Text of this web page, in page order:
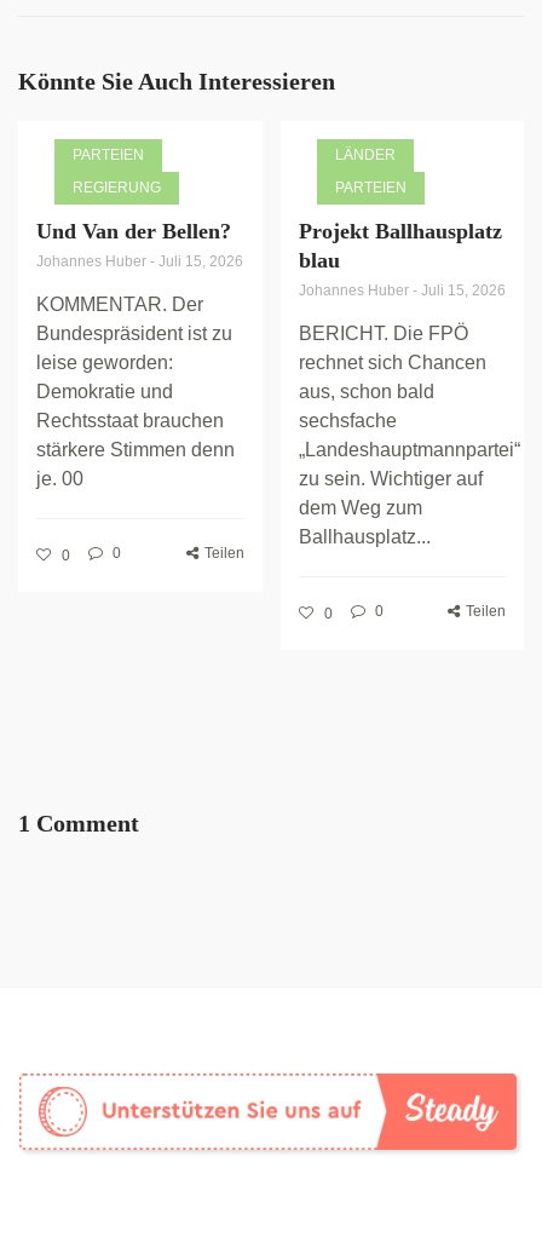
Könnte Sie Auch Interessieren
PARTEIEN
REGIERUNG
Und Van der Bellen?
Johannes Huber - Juli 15, 2026
KOMMENTAR. Der
Bundespräsident ist zu
leise geworden:
Demokratie und
Rechtsstaat brauchen
stärkere Stimmen denn
je. 00
0 0 Teilen
LÄNDER
PARTEIEN
Projekt Ballhausplatz
blau
Johannes Huber - Juli 15, 2026
BERICHT. Die FPÖ
rechnet sich Chancen
aus, schon bald
sechsfache
„Landeshauptmannpartei“
zu sein. Wichtiger auf
dem Weg zum
Ballhausplatz...
0 0 Teilen
1 Comment